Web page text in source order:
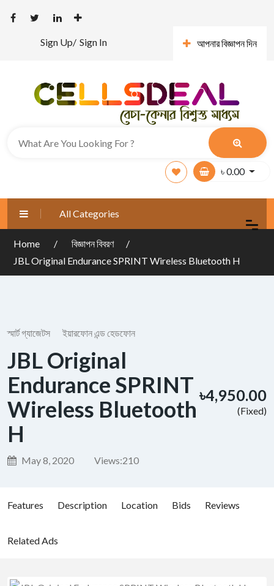
Sign Up/ Sign In আপনার বিজ্ঞাপন দিন
৳0.00
All Categories
Home
বিজ্ঞাপন বিবরণ
JBL Original Endurance SPRINT Wireless Bluetooth H
স্মার্ট গ্যাজেটস ইয়ারফোন এন্ড হেডফোন
JBL Original
Endurance SPRINT
Wireless Bluetooth
H
May 8, 2020 Views:210
৳4,950.00
(Fixed)
Features Description Location Bids Reviews
Related Ads